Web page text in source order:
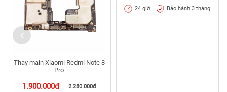
Thay main Xiaomi Redmi Note 8
Pro
1.900.000đ 2.280.000đ
24 giờ Bảo hành 3 tháng